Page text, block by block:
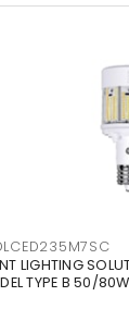
LIGHTING
DEL TYPE B 50/